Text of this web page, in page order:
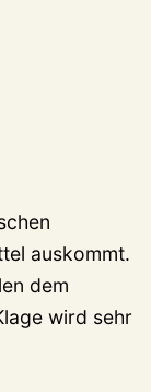
auskommt.
dem
wird sehr